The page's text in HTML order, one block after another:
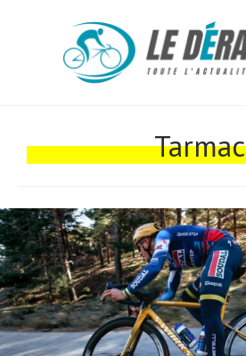
Tarmac
Actualités
Tests de produits
Tendances
Tous nos articles
À propos